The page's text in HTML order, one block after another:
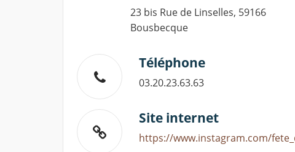
23 bis Rue de Linselles, 59166
Bousbecque
Téléphone
03.20.23.63.63
Site internet
https://www.instagram.com/